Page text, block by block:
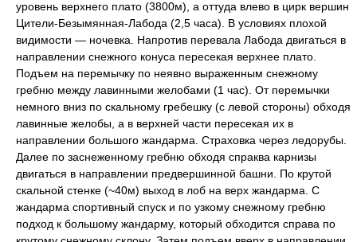
уровень верхнего плато (3800м), а оттуда влево в цирк вершин
Цители-Безымянная-Лабода (2,5 часа). В условиях плохой
видимости — ночевка. Напротив перевала Лабода двигаться в
направлении снежного конуса пересекая верхнее плато.
Подъем на перемычку по неявно выраженным снежному
гребню между лавинными желобами (1 час). От перемычки
немного вниз по скальному гребешку (с левой стороны) обходя
лавинные желобы, а в верхней части пересекая их в
направлении большого жандарма. Страховка через ледорубы.
Далее по заснеженному гребню обходя спраква карнизы
двигаться в направлении предвершинной башни. По крутой
скальной стенке (~40м) выход в лоб на верх жандарма. С
жандарма спортивный спуск и по узкому снежному гребню
подход к большому жандарму, который обходится справа по